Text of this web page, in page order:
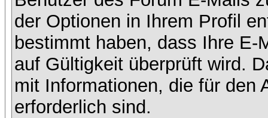
der Optionen in Ihrem Profil
bestimmt haben, dass Ihre E-
auf Gültigkeit überprüft wird.
mit Informationen, die für den
erforderlich sind.